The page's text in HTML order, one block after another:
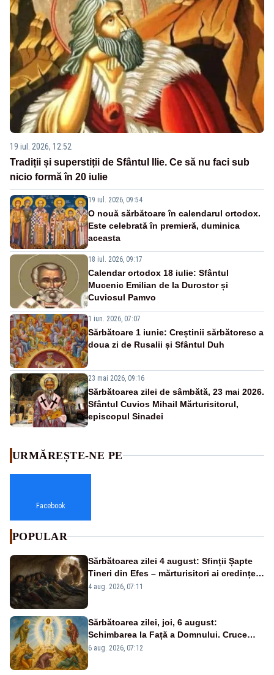
19 iul. 2026, 12:52
Tradiții și superstiții de Sfântul Ilie. Ce să nu faci sub
nicio formă în 20 iulie
19 iul. 2026, 09:54
O nouă sărbătoare în calendarul ortodox.
Este celebrată în premieră, duminica
aceasta
18 iul. 2026, 09:17
Calendar ortodox 18 iulie: Sfântul
Mucenic Emilian de la Durostor și
Cuviosul Pamvo
1 iun. 2026, 07:07
Sărbătoare 1 iunie: Creștinii sărbătoresc a
doua zi de Rusalii și Sfântul Duh
23 mai 2026, 09:16
Sărbătoarea zilei de sâmbătă, 23 mai 2026.
Sfântul Cuvios Mihail Mărturisitorul,
episcopul Sinadei
URMĂREȘTE-NE PE
Facebook
POPULAR
Sărbătoarea zilei 4 august: Sfinții Șapte
Tineri din Efes – mărturisitori ai credinței
și ai Învierii
4 aug. 2026, 07:11
Sărbătoarea zilei, joi, 6 august:
Schimbarea la Față a Domnului. Cruce
roșie în calendar și dezlegare la pește
6 aug. 2026, 07:12